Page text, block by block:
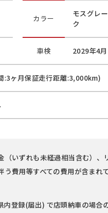
カラー
モスグレ
ク
車検 2029年4月
:3ヶ月保証走行距離:3,000km)
いずれも未経過相当含む）、
う費用等すべての費用が含まれ
登録(届出) で店頭納車の場合